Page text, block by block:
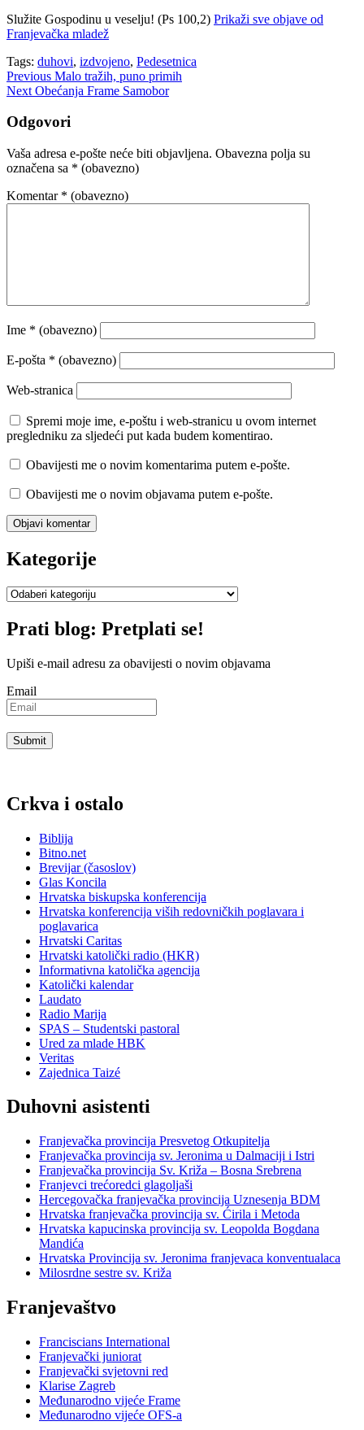
Služite Gospodinu u veselju! (Ps 100,2) Prikaži sve objave od
Franjevačka mladež
Tags: duhovi, izdvojeno, Pedesetnica
Navigacija
objava
Previous Malo tražih, puno primih
Next Obećanja Frame Samobor
Odgovori
Vaša adresa e-pošte neće biti objavljena. Obavezna polja su
označena sa * (obavezno)
Komentar * (obavezno)
Ime * (obavezno)
E-pošta * (obavezno)
Web-stranica
Spremi moje ime, e-poštu i web-stranicu u ovom internet
pregledniku za sljedeći put kada budem komentirao.
Obavijesti me o novim komentarima putem e-pošte.
Obavijesti me o novim objavama putem e-pošte.
Kategorije
Kategorije
Prati blog: Pretplati se!
Upiši e-mail adresu za obavijesti o novim objavama
Email
Crkva i ostalo
Biblija
Bitno.net
Brevijar (časoslov)
Glas Koncila
Hrvatska biskupska konferencija
Hrvatska konferencija viših redovničkih poglavara i
poglavarica
Hrvatski Caritas
Hrvatski katolički radio (HKR)
Informativna katolička agencija
Katolički kalendar
Laudato
Radio Marija
SPAS – Studentski pastoral
Ured za mlade HBK
Veritas
Zajednica Taizé
Duhovni asistenti
Franjevačka provincija Presvetog Otkupitelja
Franjevačka provincija sv. Jeronima u Dalmaciji i Istri
Franjevačka provincija Sv. Križa – Bosna Srebrena
Franjevci trećoredci glagoljaši
Hercegovačka franjevačka provincija Uznesenja BDM
Hrvatska franjevačka provincija sv. Ćirila i Metoda
Hrvatska kapucinska provincija sv. Leopolda Bogdana
Mandića
Hrvatska Provincija sv. Jeronima franjevaca konventualaca
Milosrdne sestre sv. Križa
Franjevaštvo
Franciscians International
Franjevački juniorat
Franjevački svjetovni red
Klarise Zagreb
Međunarodno vijeće Frame
Međunarodno vijeće OFS-a